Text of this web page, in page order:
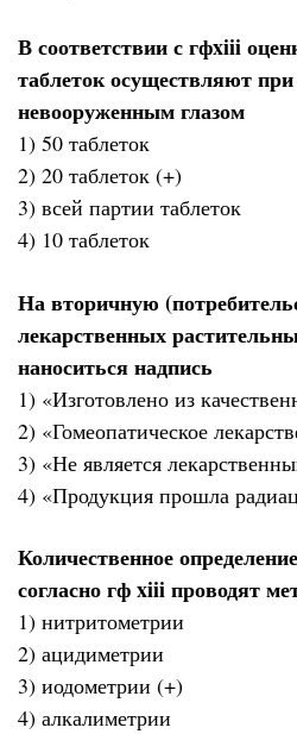
В соответствии с гфxiii
таблеток осуществляют
невооруженным глазом
1) 50 таблеток
2) 20 таблеток (+)
3) всей партии таблеток
4) 10 таблеток
На вторичную
лекарственных
наноситься надпись
1) «Изготовлено из
2) «Гомеопатическое
3) «Не является
4) «Продукция прошла
Количественное
согласно гф xiii проводят
1) нитритометрии
2) ацидиметрии
3) иодометрии (+)
4) алкалиметрии